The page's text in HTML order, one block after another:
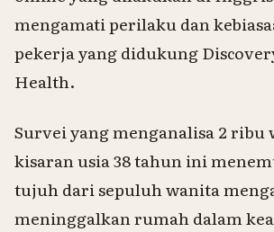
mengamati perilaku dan
pekerja yang didukung
Health.
Survei yang menganalisa 2 ribu
kisaran usia 38 tahun ini
tujuh dari sepuluh wanita
meninggalkan rumah dalam